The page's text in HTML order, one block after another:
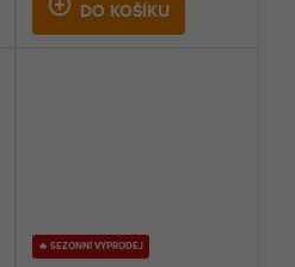
hvězdiček.
DO KOŠÍKU
🔥 SEZONNÍ VÝPRODEJ